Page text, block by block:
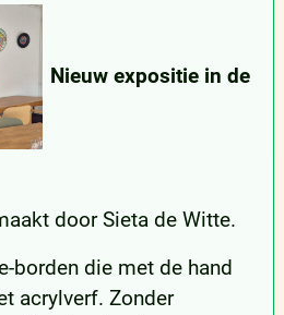
Nieuw expositie in de
door Sieta de Witte.
borden die met de hand
acrylverf. Zonder